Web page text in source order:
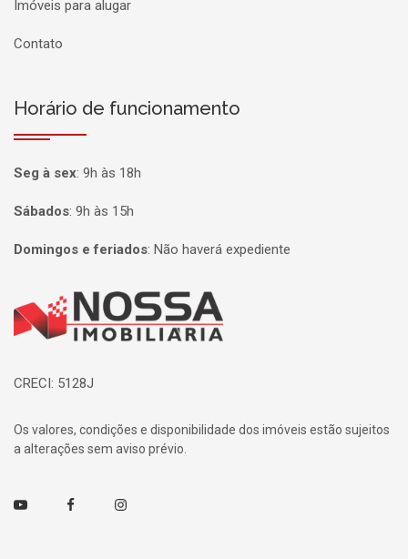
Imóveis para alugar
Contato
Horário de funcionamento
Seg à sex: 9h às 18h
Sábados: 9h às 15h
Domingos e feriados: Não haverá expediente
Página inicial
CRECI: 5128J
Os valores, condições e disponibilidade dos imóveis estão sujeitos
a alterações sem aviso prévio.
Youtube FacebookInstagram